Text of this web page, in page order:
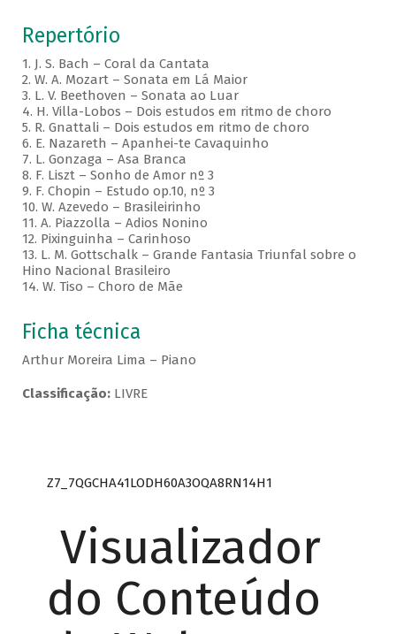
Repertório
1. J. S. Bach – Coral da Cantata
2. W. A. Mozart – Sonata em Lá Maior
3. L. V. Beethoven – Sonata ao Luar
4. H. Villa-Lobos – Dois estudos em ritmo de choro
5. R. Gnattali – Dois estudos em ritmo de choro
6. E. Nazareth – Apanhei-te Cavaquinho
7. L. Gonzaga – Asa Branca
8. F. Liszt – Sonho de Amor nº 3
9. F. Chopin – Estudo op.10, nº 3
10. W. Azevedo – Brasileirinho
11. A. Piazzolla – Adios Nonino
12. Pixinguinha – Carinhoso
13. L. M. Gottschalk – Grande Fantasia Triunfal sobre o
Hino Nacional Brasileiro
14. W. Tiso – Choro de Mãe
Ficha técnica
Arthur Moreira Lima – Piano
Classificação:LIVRE
Z7_7QGCHA41LODH60A3OQA8RN14H1
Visualizador
do Conteúdo